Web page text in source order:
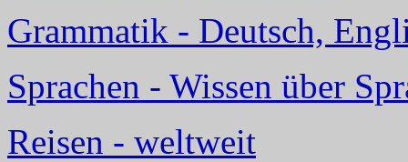
Grammatik - Deutsch,
Sprachen - Wissen über
Reisen - weltweit